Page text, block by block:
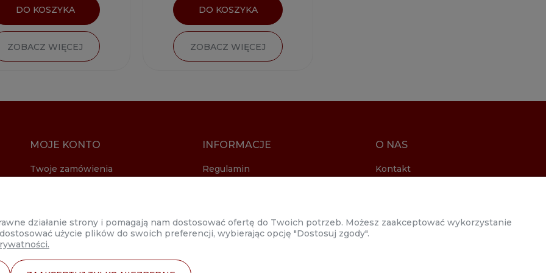
DO KOSZYKA
ZOBACZ WIĘCEJ
DO KOSZYKA
ZOBACZ WIĘCEJ
MOJE KONTO
Twoje zamówienia
INFORMACJE
Regulamin
Zwroty i reklamacje
O NAS
Kontakt
działanie strony i pomagają nam dostosować ofertę do Twoich potrzeb. Możesz zaakceptować wykorzystanie
użycie plików do swoich preferencji, wybierając opcję "Dostosuj zgody".